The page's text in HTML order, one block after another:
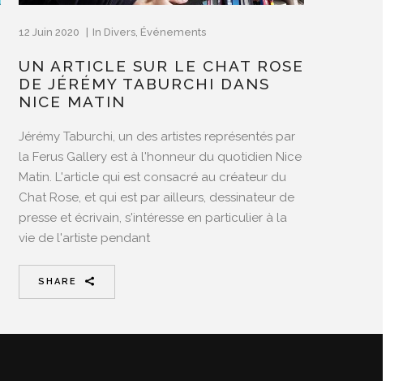
12 Juin 2020 In Divers Événements
UN ARTICLE SUR LE CHAT ROSE
DE JÉRÉMY TABURCHI DANS
NICE MATIN
Jérémy Taburchi, un des artistes représentés par
la Ferus Gallery est à l'honneur du quotidien Nice
Matin. L'article qui est consacré au créateur du
Chat Rose, et qui est par ailleurs, dessinateur de
presse et écrivain, s'intéresse en particulier à la
vie de l'artiste pendant
SHARE